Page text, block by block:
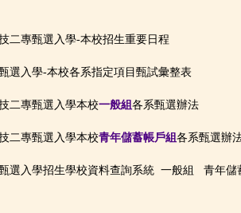
二專甄選入學-本校招生重要日程
選入學-本校各系指定項目甄試彙整表
二專甄選入學本校一般組 各系甄選辦法
二專甄選入學本校青年儲蓄帳戶組 各系甄選辦
選入學招生學校資料查詢系統 一般組 青年儲